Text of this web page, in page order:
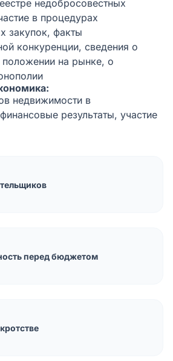
недобросовестных
в процедурах
закупок, факты
конкуренции, сведения о
на рынке, о
недвижимости в
результаты, участие
перед бюджетом